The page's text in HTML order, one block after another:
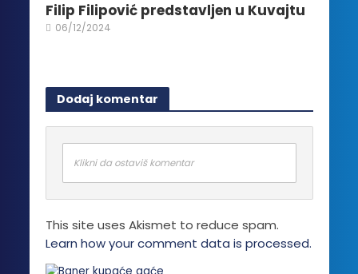
Filip Filipović predstavljen u Kuvajtu
06/12/2024
Dodaj komentar
Klikni da ostaviš komentar
This site uses Akismet to reduce spam.
Learn how your comment data is processed.